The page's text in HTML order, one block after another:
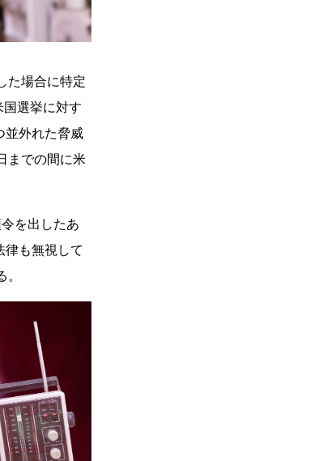
た場合に特定
選挙に対す
並外れた脅威
までの間に米
を出したあ
律も無視して